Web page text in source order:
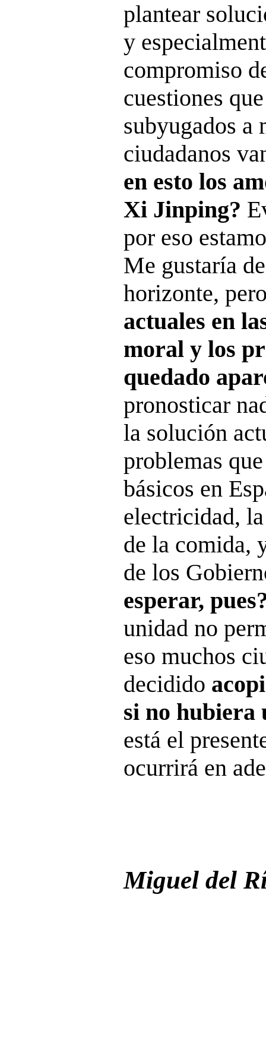
plantear
y
compromiso
cuestiones
subyugados a
ciudadanos
en esto los
Xi Jinping?
por eso
Me gustaría
horizonte,
actuales en
moral y los
quedado
pronosticar
la solución
problemas
básicos en
electricidad,
de la comida,
de los
esperar,
unidad no
eso muchos
decidido
si no hubiera
está el
ocurrirá en
Miguel del